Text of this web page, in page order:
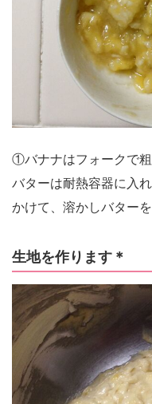
①バナナはフォークで粗
バターは耐熱容器に入
かけて、溶かしバターを
生地を作ります＊